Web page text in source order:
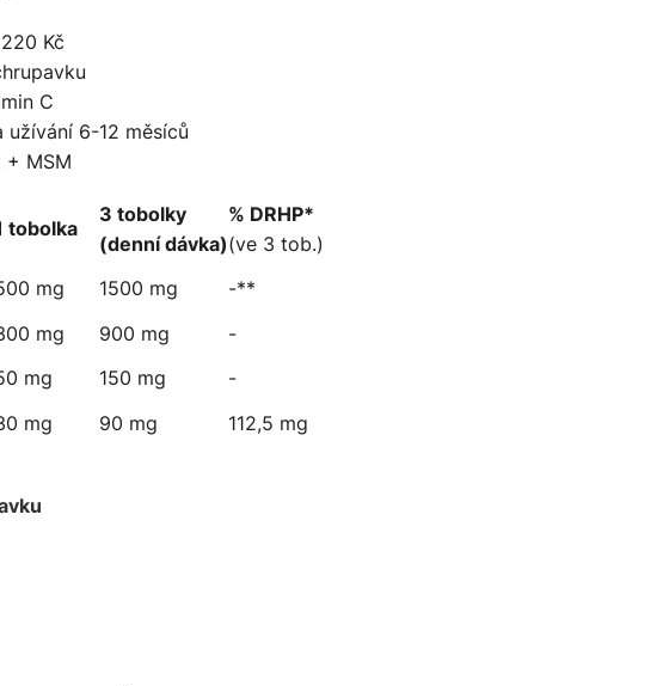
Kč
C
užívání 6-12 měsíců
+ MSM
tobolka
3 tobolky
(denní dávka)
% DRHP*
(ve 3 tob.)
mg 1500 mg
-**
mg 900 mg
-
mg 150 mg
-
mg 90 mg 112,5 mg